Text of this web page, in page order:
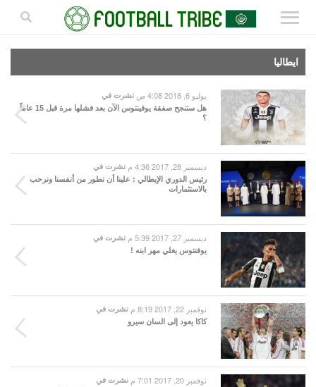
ايطاليا
نشرت في يوليو 6, 2018 4:08 ص
هل ستنجح صفقة يوفينتوس الآن بعد فشلها مرة قبل 15 عاماً
؟
نشرت في ديسمبر 28, 2017 4:36 م
رئيس الدوري الإيطالي : علينا أن نطور من أنفسنا ونرحب
بالاستثمارات
نشرت في ديسمبر 27, 2017 5:39 م
يوفنتوس يغلي مهر ابنه !
نشرت في نوفمبر 22, 2017 8:19 م
كاكا يعود إلى السان سيرو
نشرت في نوفمبر 20, 2017 7:01 م